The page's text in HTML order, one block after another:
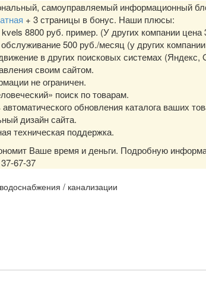
самоуправляемый информационный
+ 3 страницы в бонус. Наши плюсы:
8800 руб. пример. (У других компании цена
500 руб./месяц (у других
в других поисковых системах
своим сайтом.
не ограничен.
поиск по товарам.
обновления каталога ваших
дизайн сайта.
техническая поддержка.
Ваше время и деньги. Подробную
67-37
/ канализации